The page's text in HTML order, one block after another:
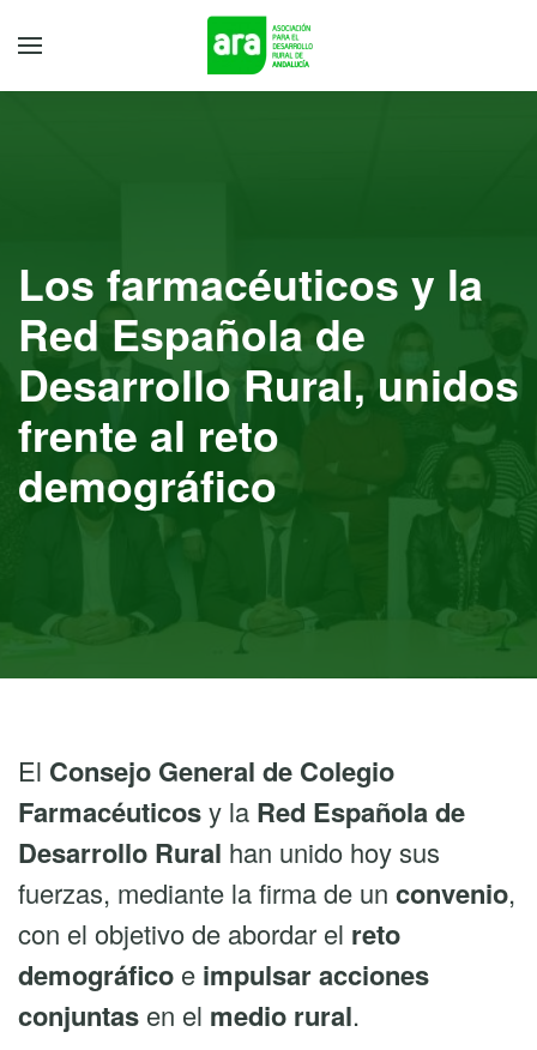
Los farmacéuticos y la
Red Española de
Desarrollo Rural, unidos
frente al reto
demográfico
El Consejo General de Colegio
Farmacéuticosy la Red Española de
Desarrollo Rural han unido hoy sus
fuerzas, mediante la firma de un convenio,
con el objetivo de abordar el reto
demográfico e impulsar acciones
conjuntas en el medio rural.